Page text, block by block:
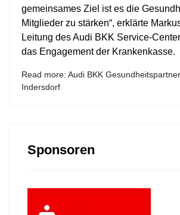
gemeinsames Ziel ist es die
Mitglieder zu stärken“, erklärte
Leitung des Audi BKK Service-
das Engagement der Krankenkasse.
Read more: Audi BKK
Indersdorf
Sponsoren